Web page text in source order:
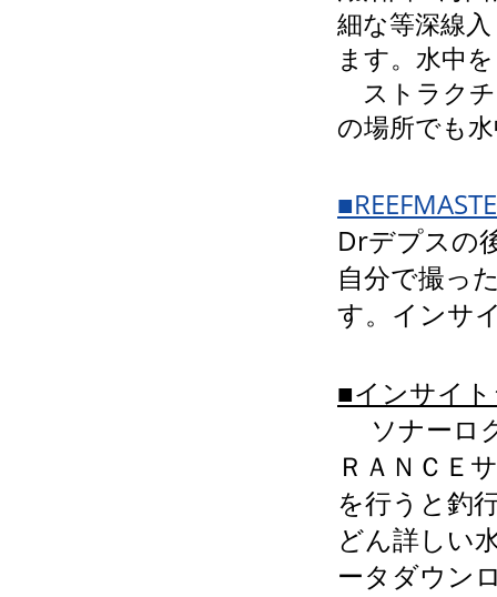
細な等深線
ます。水中
ストラク
の場所でも
Drデプスの
自分で撮っ
す。インサ
■インサイ
ソナーロ
ＲＡＮＣＥ
を行うと釣
どん詳しい
ータダウン